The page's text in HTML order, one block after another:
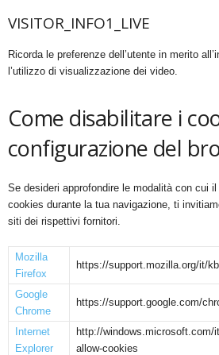
VISITOR_INFO1_LIVE
Ricorda le preferenze dell’utente in merito
l’utilizzo di visualizzazione dei video.
Come disabilitare i
configurazione del
Se desideri approfondire le modalità con cui
cookies durante la tua navigazione, ti
siti dei rispettivi fornitori.
Mozilla
Firefox
https://support.mozilla.org/it/
Google
Chrome
https://support.google.com/
Internet
Explorer
http://windows.microsoft.com/
allow-cookies